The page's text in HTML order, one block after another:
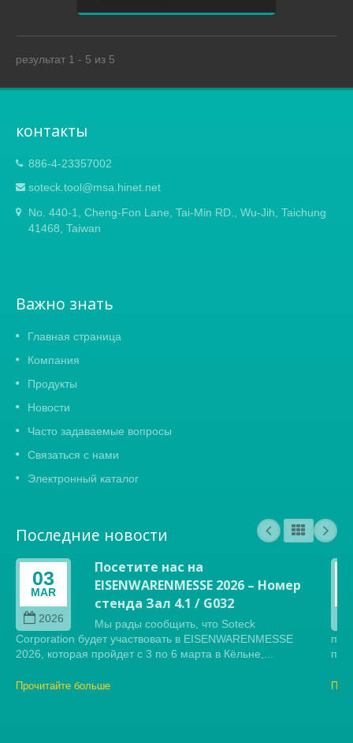
результат 1 - 5 из 5
контакты
886-4-23357002
soteck.tool@msa.hinet.net
No. 440-1, Cheng-Fon Lane, Tai-Min RD., Wu-Jih, Taichung
41468, Taiwan
Важно знать
Главная страница
Компания
Продукты
Новости
Часто задаваемые вопросы
Связаться с нами
Электронный каталог
Последние новости
03
MAR
2026
Посетите нас на
EISENWARENMESSE 2026 – Номер
стенда Зал 4.1 / G032
Мы рады сообщить, что Soteck
Corporation будет участвовать в EISENWARENMESSE
2026, которая пройдет с 3 по 6 марта в Кёльне,...
Прочитайте больше